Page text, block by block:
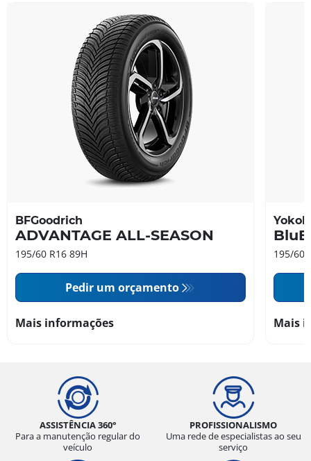
BFGoodrich
ADVANTAGE ALL-SEASON
195/60 R16 89H
Pedir um orçamento
Mais informações
195/60
Mais
ASSISTÊNCIA 360°
Para a manutenção regular do
veículo
PROFISSIONALISMO
Uma rede de especialistas ao seu
serviço